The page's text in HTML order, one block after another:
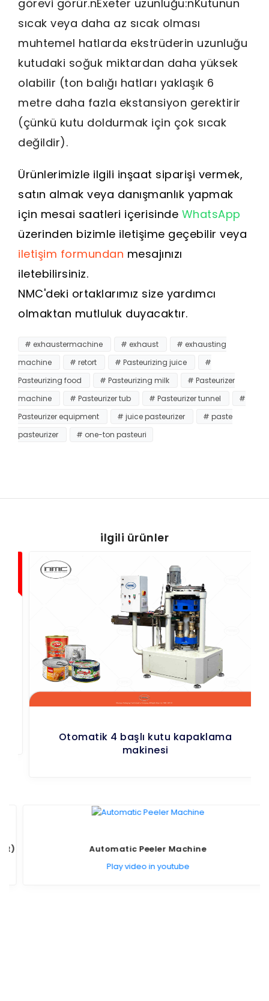
görevi görür.nExeter uzunluğu:nKutunun
sıcak veya daha az sıcak olması
muhtemel hatlarda ekstrüderin uzunluğu
kutudaki soğuk miktardan daha yüksek
olabilir (ton balığı hatları yaklaşık 6
metre daha fazla ekstansiyon gerektirir
(çünkü kutu doldurmak için çok sıcak
değildir).
Ürünlerimizle ilgili inşaat siparişi vermek,
satın almak veya danışmanlık yapmak
için mesai saatleri içerisinde WhatsApp
üzerinden bizimle iletişime geçebilir veya
iletişim formundan mesajınızı
iletebilirsiniz.
NMC'deki ortaklarımız size yardımcı
olmaktan mutluluk duyacaktır.
# exhaustermachine # exhaust
# exhausting
machine
# retort # Pasteurizing juice
#
Pasteurizing food
# Pasteurizing milk
# Pasteurizer
machine
# Pasteurizer tub # Pasteurizer tunnel
#
Pasteurizer equipment
# juice pasteurizer
# paste
pasteurizer
# one-ton pasteuri
ilgili ürünler
Otomatik 4 başlı kutu kapaklama
makinesi
Automatic Peeler Machine
Play video in youtube